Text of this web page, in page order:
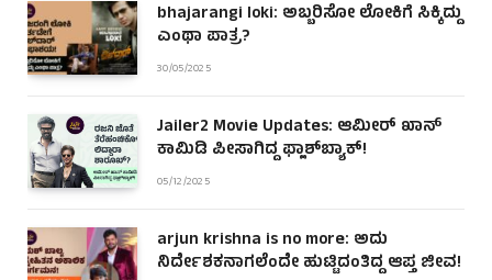
bhajarangi loki: ಅಬ್ಬರಿಸೋ ಲೋಕಿಗೆ ಸಿಕ್ಕಿದ್ದು
ಎಂಥಾ ಪಾತ್ರ?
30/05/2025
Jailer2 Movie Updates: ಆಮೀರ್ ಖಾನ್
ಕಾಮಿಡಿ ಪೀಸಾಗಿದ್ದ ಫ್ಲಾಶ್‌ಬ್ಯಾಕ್!
05/12/2025
arjun krishna is no more: ಅದು
ನಿರ್ದೇಶಕನಾಗಲೆಂದೇ ಹುಟ್ಟಿದಂತಿದ್ದ ಆಪ್ತ ಜೀವ!